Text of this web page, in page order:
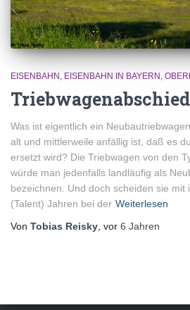
EISENBAHN EISENBAHN IN BAYERN
Was ist eigentlich ein
alt und mittlerweile anfällig ist, daß es
ersetzt wird? Die Triebwagen von den
würde man jedenfalls landläufig als
bezeichnen. Und doch scheiden sie mit
(Talent) Jahren bei der Weiterlesen
Von Tobias Reisky , vor 6 Jahren